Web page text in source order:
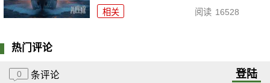
相关 阅读 16528
热门评论
0 条评论 登陆